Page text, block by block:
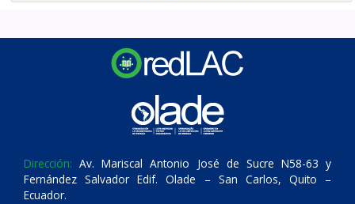
Dirección: Av. Mariscal Antonio José de Sucre N58-63 y
Fernández Salvador Edif. Olade – San Carlos, Quito –
Ecuador.